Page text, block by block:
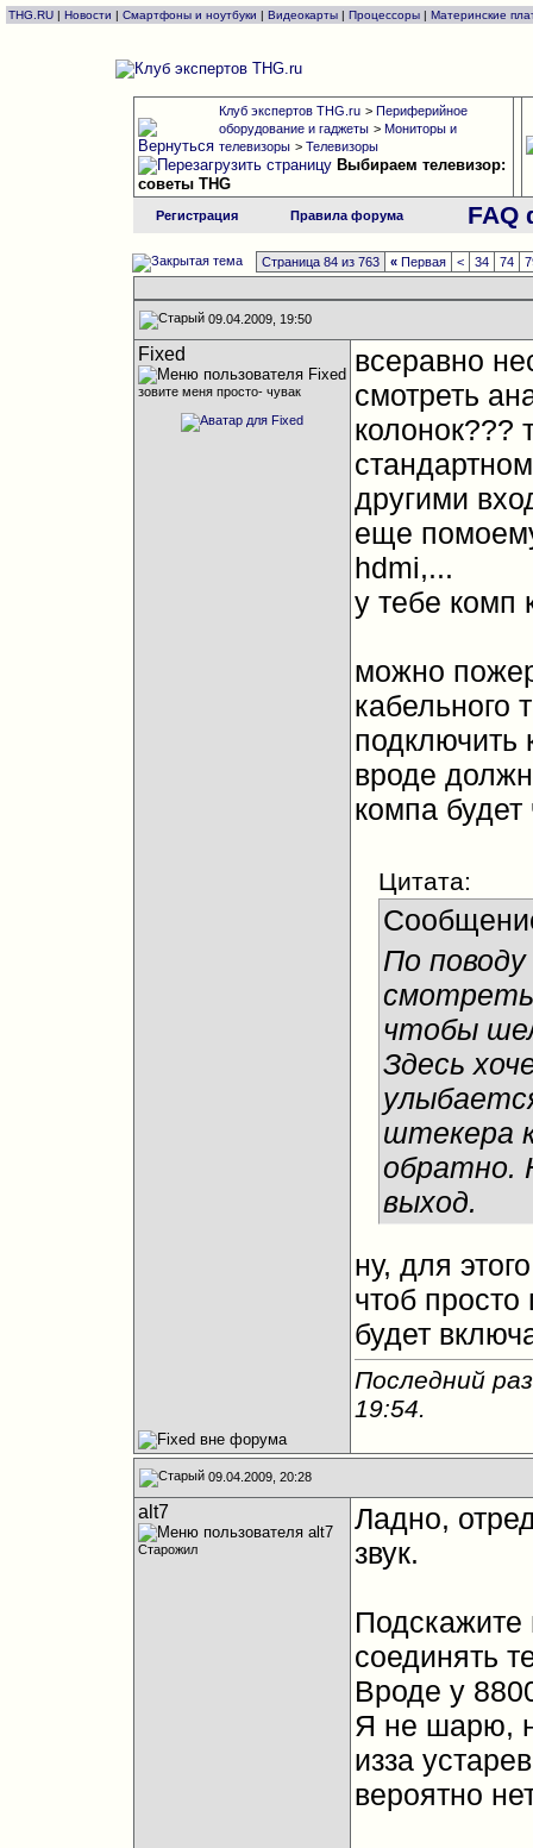
THG.RU | Новости | Смартфоны и ноутбуки | Видеокарты | Процессоры | Материнские
Клуб экспертов THG.ru > Периферийное
оборудование и гаджеты > Мониторы и
телевизоры > Телевизоры
Выбираем телевизор:
советы THG
Регистрация Правила форума FAQ
Страница 84 из 763 « Первая < 34 74
09.04.2009, 19:50
Fixed
зовите меня просто- чувак
всеравно
смотреть
колонок???
другими
еще
hdmi,...
у тебе комп
можно
кабельного
подключить
вроде
компа будет
Цитата:
По
смотреть
чтобы
Здесь
штекера
обратно.
выход.
ну, для
чтоб просто
будет
Последний
19:54.
09.04.2009, 20:28
alt7
Старожил
Ладно,
звук.
Подскажите
соединять
Вроде у
Я не шарю,
изза
вероятно